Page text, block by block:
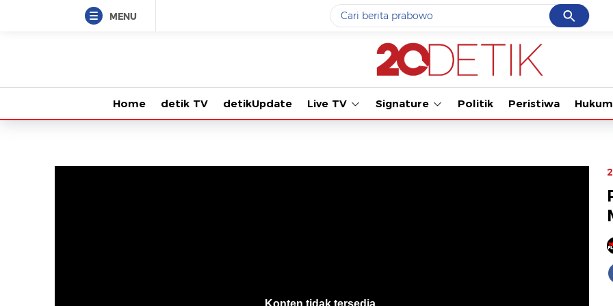
MENU Cancel
Yang sedang ramai dicari
data live draw sgp
#3prabowo
#5demo
Tonton kabar
Home detik TV detikUpdate Live TV Signature Politik Peristiwa Hukum
Konten tidak tersedia